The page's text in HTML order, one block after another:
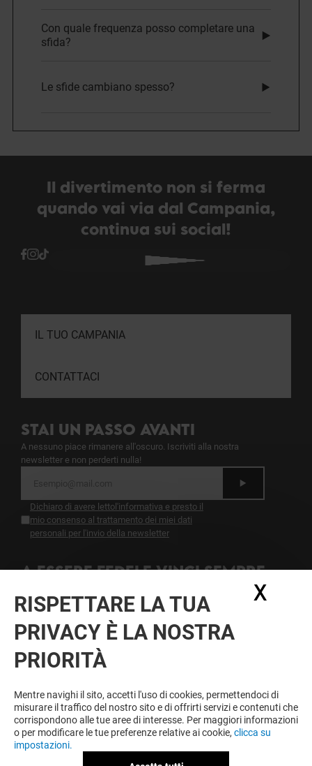
Con quale frequenza posso completare una
sfida?
Le sfide cambiano spesso?
Il divertimento non si ferma
quando vai via dal Campania,
continua sui social!
IL TUO CAMPANIA
CONTATTACI
STAI UN PASSO AVANTI
A nessuno piace rimanere all'oscuro. Iscriviti alla nostra
newsletter e non perderti nulla!
Dichiaro di avere letto l'informativa e presto il
mio consenso al trattamento dei miei dati
personali per l'invio della newsletter
A ESSERE FEDELE VINCI SEMPRE
tutto l'anno di vantaggi, offerte e servizi esclusivi a
Campania e presso i nostri partner.
Informativa sulla privacy
Informativa Sulla Newsletter
Informativa contatti e affitto spazi
Informativa questionario di gradimento
Informativa sui cookies
RISPETTARE LA TUA
PRIVACY È LA NOSTRA
PRIORITÀ
Mentre navighi il sito, accetti l'uso di cookies, permettendoci di
misurare il traffico del nostro sito e di offrirti servizi e contenuti che
corrispondono alle tue aree di interesse. Per maggiori informazioni
o per modificare le tue preferenze relative ai cookie, clicca su
impostazioni.
X